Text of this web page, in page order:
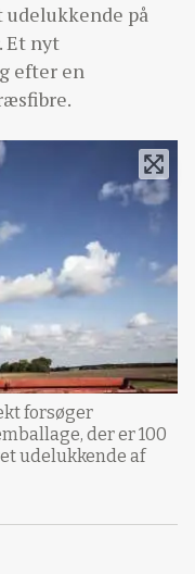
på
Et nyt
efter en
forsøger
der er 100
udelukkende af